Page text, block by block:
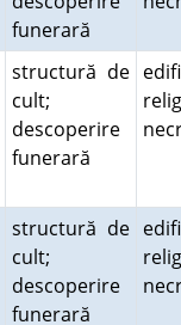
funerară
structură de
cult;
descoperire
funerară
structură de
cult;
descoperire
funerară